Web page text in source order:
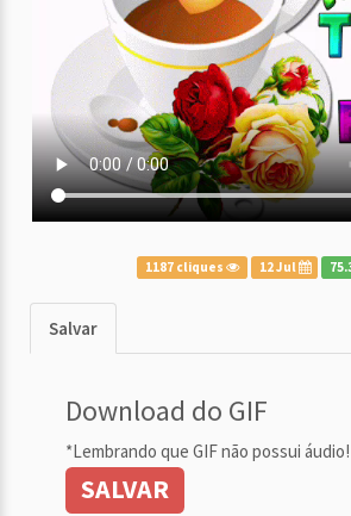
1187 cliques 12 Jul
Salvar
Download do GIF
*Lembrando que GIF não possui áudio!
SALVAR